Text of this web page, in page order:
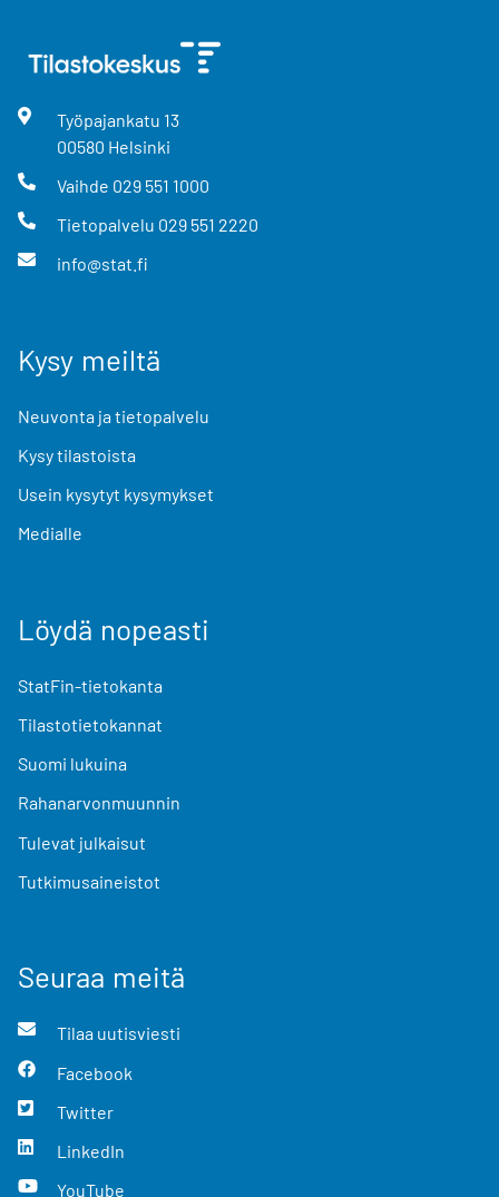
Työpajankatu 13
00580 Helsinki
Vaihde 029 551 1000
Tietopalvelu 029 551 2220
info@stat.fi
Kysy meiltä
Neuvonta ja tietopalvelu
Kysy tilastoista
Usein kysytyt kysymykset
Medialle
Löydä nopeasti
StatFin-tietokanta
Tilastotietokannat
Suomi lukuina
Rahanarvonmuunnin
Tulevat julkaisut
Tutkimusaineistot
Seuraa meitä
Tilaa uutisviesti
Facebook
Twitter
LinkedIn
YouTube